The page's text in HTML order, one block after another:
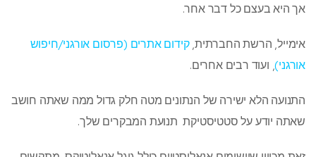
אך היא בעצם כל דבר אחר.
אימייל, הרשת החברתית,קידום אתרים (פרסום אורגני/חיפוש
אורגני), ועוד רבים אחרים.
התנועה הלא ישירה של הנתונים מטה חלק גדול ממה שאתה חושב
שאתה יודע על סטטיסטיקת תנועת המבקרים שלך.